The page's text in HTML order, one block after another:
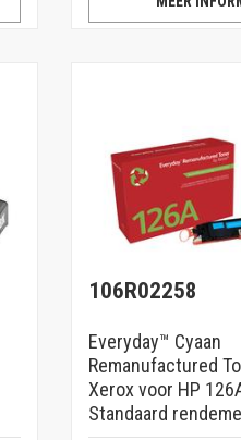
106R02258
Everyday™ Cyaan
Remanufactured
Xerox voor HP
Standaard